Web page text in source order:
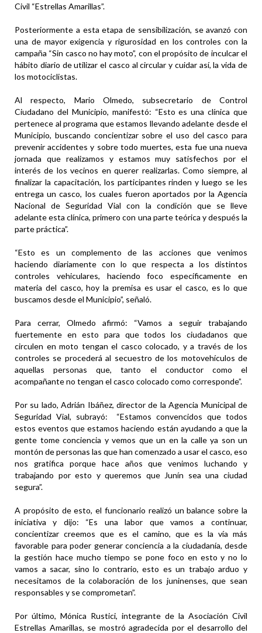
Civil “Estrellas Amarillas”.
Posteriormente a esta etapa de sensibilización, se avanzó con
una de mayor exigencia y rigurosidad en los controles con la
campaña “Sin casco no hay moto”, con el propósito de inculcar el
hábito diario de utilizar el casco al circular y cuidar así, la vida de
los motociclistas.
Al respecto, Mario Olmedo, subsecretario de Control
Ciudadano del Municipio, manifestó: “Esto es una clínica que
pertenece al programa que estamos llevando adelante desde el
Municipio, buscando concientizar sobre el uso del casco para
prevenir accidentes y sobre todo muertes, esta fue una nueva
jornada que realizamos y estamos muy satisfechos por el
interés de los vecinos en querer realizarlas. Como siempre, al
finalizar la capacitación, los participantes rinden y luego se les
entrega un casco, los cuales fueron aportados por la Agencia
Nacional de Seguridad Vial con la condición que se lleve
adelante esta clínica, primero con una parte teórica y después la
parte práctica”.
“Esto es un complemento de las acciones que venimos
haciendo diariamente con lo que respecta a los distintos
controles vehiculares, haciendo foco específicamente en
materia del casco, hoy la premisa es usar el casco, es lo que
buscamos desde el Municipio”, señaló.
Para cerrar, Olmedo afirmó: “Vamos a seguir trabajando
fuertemente en esto para que todos los ciudadanos que
circulen en moto tengan el casco colocado, y a través de los
controles se procederá al secuestro de los motovehículos de
aquellas personas que, tanto el conductor como el
acompañante no tengan el casco colocado como corresponde”.
Por su lado, Adrián Ibáñez, director de la Agencia Municipal de
Seguridad Vial, subrayó: “Estamos convencidos que todos
estos eventos que estamos haciendo están ayudando a que la
gente tome conciencia y vemos que un en la calle ya son un
montón de personas las que han comenzado a usar el casco, eso
nos gratifica porque hace años que venimos luchando y
trabajando por esto y queremos que Junín sea una ciudad
segura”.
A propósito de esto, el funcionario realizó un balance sobre la
iniciativa y dijo: “Es una labor que vamos a continuar,
concientizar creemos que es el camino, que es la vía más
favorable para poder generar conciencia a la ciudadanía, desde
la gestión hace mucho tiempo se pone foco en esto y no lo
vamos a sacar, sino lo contrario, esto es un trabajo arduo y
necesitamos de la colaboración de los juninenses, que sean
responsables y se comprometan”.
Por último, Mónica Rustici, integrante de la Asociación Civil
Estrellas Amarillas, se mostró agradecida por el desarrollo del